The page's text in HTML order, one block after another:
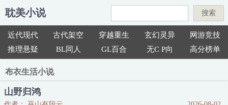
耽美小说 搜索
近代现代 古代架空 穿越重生 玄幻灵异
网游竞技
推理悬疑
BL同人 GL百合 无C P向 高分榜单
布衣生活小说
山野归鸿